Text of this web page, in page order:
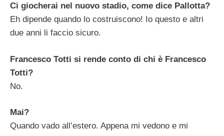
Ci giocherai nel nuovo stadio, come dice Pallotta?
Eh dipende quando lo costruiscono! Io questo e altri
due anni li faccio sicuro.
Francesco Totti si rende conto di chi è Francesco
Totti?
No.
Mai?
Quando vado all’estero. Appena mi vedono e mi